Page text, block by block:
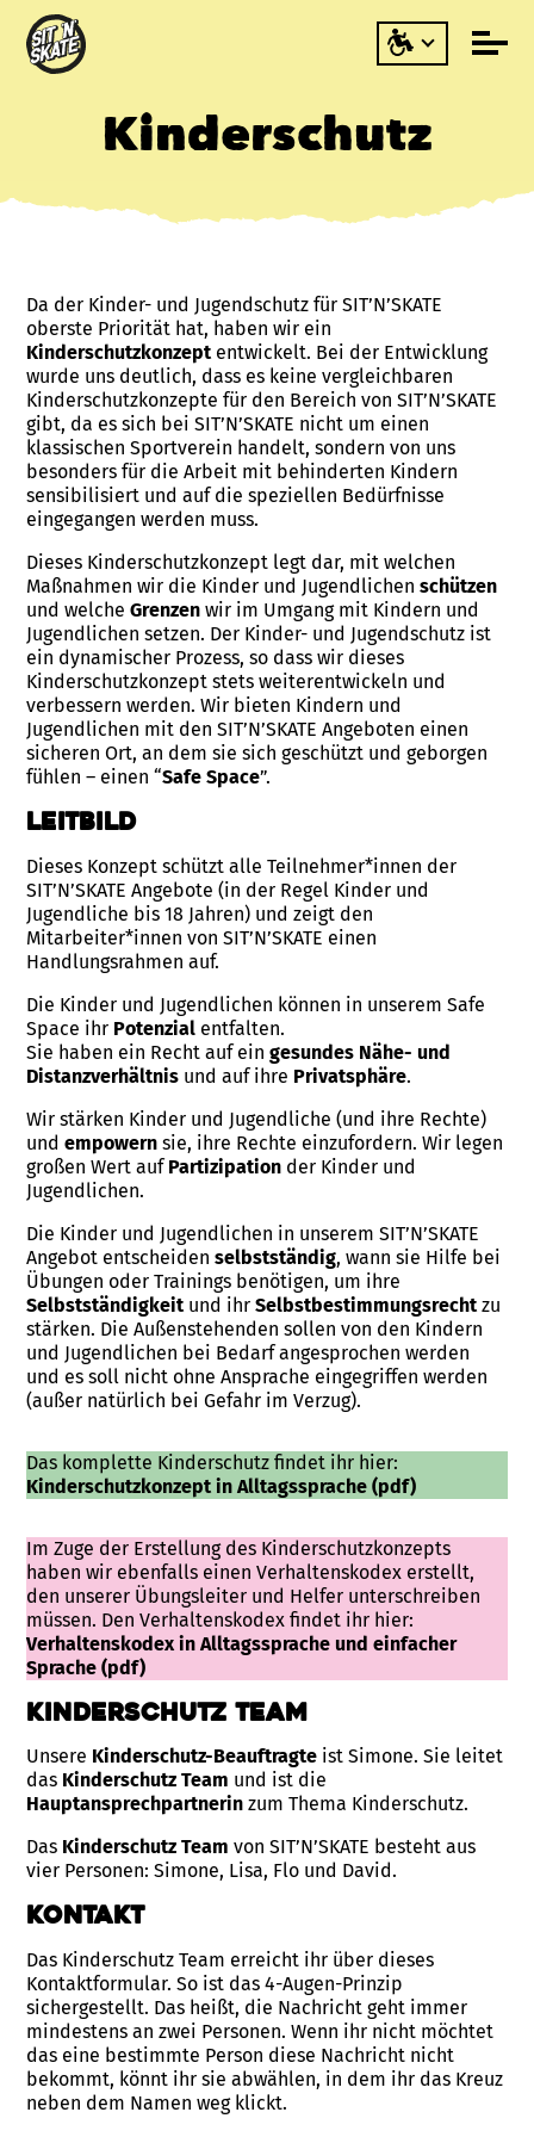
Kinderschutz
Da der Kinder- und Jugendschutz für SIT’N’SKATE
oberste Priorität hat, haben wir ein
Kinderschutzkonzeptentwickelt. Bei der Entwicklung
wurde uns deutlich, dass es keine vergleichbaren
Kinderschutzkonzepte für den Bereich von SIT’N’SKATE
gibt, da es sich bei SIT’N’SKATE nicht um einen
klassischen Sportverein handelt, sondern von uns
besonders für die Arbeit mit behinderten Kindern
sensibilisiert und auf die speziellen Bedürfnisse
eingegangen werden muss.
Dieses Kinderschutzkonzept legt dar, mit welchen
Maßnahmen wir die Kinder und Jugendlichenschützen
und welcheGrenzen wir im Umgang mit Kindern und
Jugendlichen setzen. Der Kinder- und Jugendschutz ist
ein dynamischer Prozess, so dass wir dieses
Kinderschutzkonzept stets weiterentwickeln und
verbessern werden. Wir bieten Kindern und
Jugendlichen mit den SIT’N’SKATE Angeboten einen
sicheren Ort, an dem sie sich geschützt und geborgen
fühlen – einen “Safe Space”.
Leitbild
Dieses Konzept schützt alle Teilnehmer*innen der
SIT’N’SKATE Angebote (in der Regel Kinder und
Jugendliche bis 18 Jahren) und zeigt den
Mitarbeiter*innen von SIT’N’SKATE einen
Handlungsrahmen auf.
Die Kinder und Jugendlichen können in unserem Safe
Space ihr Potenzial entfalten.
Sie haben ein Recht auf eingesundes Nähe- und
Distanzverhältnis und auf ihre Privatsphäre.
Wir stärken Kinder und Jugendliche (und ihre Rechte)
undempowern sie, ihre Rechte einzufordern. Wir legen
großen Wert aufPartizipation der Kinder und
Jugendlichen.
Die Kinder und Jugendlichen in unserem SIT’N’SKATE
Angebot entscheidenselbstständig, wann sie Hilfe bei
Übungen oder Trainings benötigen, um ihre
Selbstständigkeit und ihrSelbstbestimmungsrecht zu
stärken. Die Außenstehenden sollen von den Kindern
und Jugendlichen bei Bedarf angesprochen werden
und es soll nicht ohne Ansprache eingegriffen werden
(außer natürlich bei Gefahr im Verzug).
Das komplette Kinderschutz findet ihr hier:
Kinderschutzkonzept in Alltagssprache (pdf)
Im Zuge der Erstellung des Kinderschutzkonzepts
haben wir ebenfalls einen Verhaltenskodex erstellt,
den unserer Übungsleiter und Helfer unterschreiben
müssen. Den Verhaltenskodex findet ihr hier:
Verhaltenskodex in Alltagssprache und einfacher
Sprache (pdf)
Kinderschutz Team
Unsere Kinderschutz-Beauftragte ist Simone. Sie leitet
das Kinderschutz Team und ist die
Hauptansprechpartnerin zum Thema Kinderschutz.
Das Kinderschutz Team von SIT’N’SKATE besteht aus
vier Personen: Simone, Lisa, Flo und David.
Kontakt
Das Kinderschutz Team erreicht ihr über dieses
Kontaktformular. So ist das 4-Augen-Prinzip
sichergestellt. Das heißt, die Nachricht geht immer
mindestens an zwei Personen. Wenn ihr nicht möchtet
das eine bestimmte Person diese Nachricht nicht
bekommt, könnt ihr sie abwählen, in dem ihr das Kreuz
neben dem Namen weg klickt.